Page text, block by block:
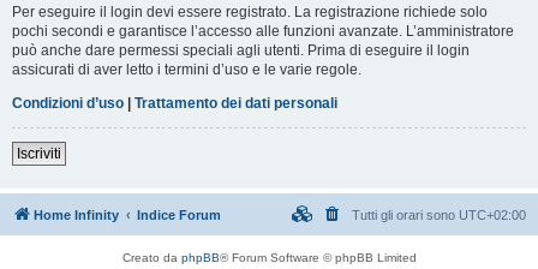
Per eseguire il login devi essere registrato. La registrazione richiede solo
pochi secondi e garantisce l’accesso alle funzioni avanzate. L’amministratore
può anche dare permessi speciali agli utenti. Prima di eseguire il login
assicurati di aver letto i termini d’uso e le varie regole.
Condizioni d’uso | Trattamento dei dati personali
Iscriviti
Home Infinity Indice Forum Tutti gli orari sono UTC+02:00
Creato da phpBB® Forum Software © phpBB Limited